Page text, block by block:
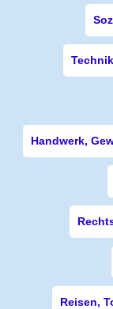
Handwerk,
Reisen,